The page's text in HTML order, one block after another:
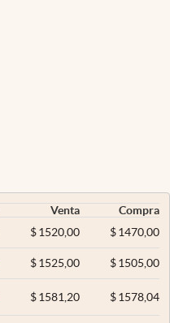
Venta
Compra
$ 1520,00 $1470,00
$ 1525,00 $1505,00
$ 1581,20 $1578,04